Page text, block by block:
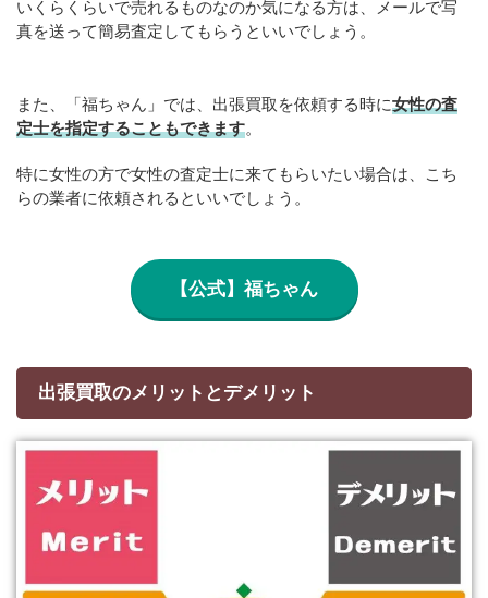
いくらくらいで売れるものなのか気になる方は、メールで写
真を送って簡易査定してもらうといいでしょう。
また、「福ちゃん」では、出張買取を依頼する時に女性の査
定士を指定することもできます。
特に女性の方で女性の査定士に来てもらいたい場合は、こち
らの業者に依頼されるといいでしょう。
【公式】福ちゃん
出張買取のメリットとデメリット